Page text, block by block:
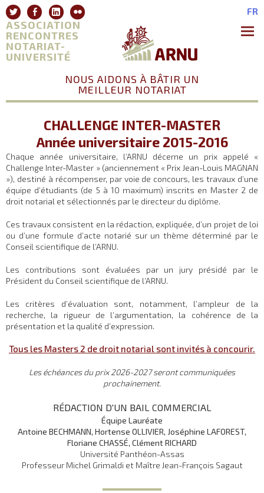
Aller
au
contenu
TwitterFacebook
LinkedinFlickr FR
ASSOCIATION
RENCONTRES
NOTARIAT-
UNIVERSITÉ
NOUS AIDONS À BÂTIR UN
MEILLEUR NOTARIAT
CHALLENGE INTER-MASTER
Année universitaire 2015-2016
Chaque année universitaire, l’ARNU décerne un prix appelé «
Challenge Inter-Master » (anciennement « Prix Jean-Louis MAGNAN
»), destiné à récompenser, par voie de concours, les travaux d’une
équipe d’étudiants (de 5 à 10 maximum) inscrits en Master 2 de
droit notarial et sélectionnés par le directeur du diplôme.
Ces travaux consistent en la rédaction, expliquée, d’un projet de loi
ou d’une formule d’acte notarié sur un thème déterminé par le
Conseil scientifique de l’ARNU.
Les contributions sont évaluées par un jury présidé par le
Président du Conseil scientifique de l’ARNU.
Les critères d’évaluation sont, notamment, l’ampleur de la
recherche, la rigueur de l’argumentation, la cohérence de la
présentation et la qualité d’expression.
Tous les Masters 2 de droit notarial sont invités à concourir.
Les échéances du prix 2026-2027 seront communiquées
prochainement.
RÉDACTION D'UN BAIL COMMERCIAL
Équipe Lauréate
Antoine BECHMANN, Hortense OLLIVIER, Joséphine LAFOREST,
Floriane CHASSÉ, Clément RICHARD
Université Panthéon-Assas
Professeur Michel Grimaldi et Maître Jean-François Sagaut